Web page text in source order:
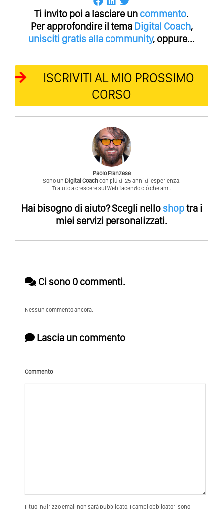
Ti invito poi a lasciare un commento.
Per approfondire il tema Digital Coach,
unisciti gratis alla community, oppure...
ISCRIVITI AL MIO PROSSIMO
CORSO
Paolo Franzese
Sono un Digital Coachcon piú di 25 anni di esperienza.
Ti aiuto a crescere sul Web facendo ció che ami.
Hai bisogno di aiuto?Scegli nello shoptra i
miei servizi personalizzati.
Ci sono 0 commenti.
Nessun commento ancora.
Lascia un commento
Commento
Il tuo indirizzo email non sarà pubblicato. I campi obbligatori sono